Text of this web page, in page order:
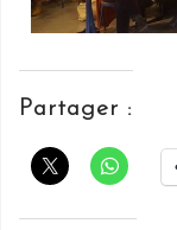
Partager :